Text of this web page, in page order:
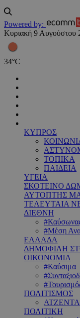
Powered by:
Κυριακή 9 Αυγούστου
34°C
ΚΥΠΡΟΣ
ΤΟΠΙΚΑ
ΠΑΙΔΕΙΑ
ΥΓΕΙΑ
ΣΚΟΤΕΙΝΟ
ΑΥΤΟΠΤΗΣ
ΤΕΛΕΥΤΑΙΑ
ΔΙΕΘΝΗ
#Μέση
ΕΛΛΑΔΑ
ΔΗΜΟΦΙΛΗ
ΟΙΚΟΝΟΜΙΑ
#Καύσιμα
ΠΟΛΙΤΙΣΜΟΣ
ΑΤΖΕΝΤΑ
ΠΟΛΙΤΙΚΗ